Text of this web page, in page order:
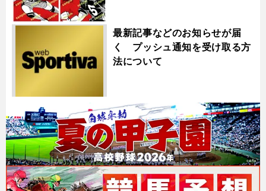
最新記事などのお知らせが届
く プッシュ通知を受け取る方
法について